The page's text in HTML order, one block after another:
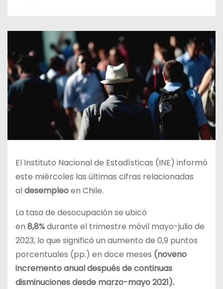
El Instituto Nacional de Estadísticas (INE) informó
este miércoles las últimas cifras relacionadas
aldesempleoen Chile.
La tasa de desocupación se ubicó
en 8,8%durante el trimestre móvil mayo-julio de
2023, lo que significó un aumento de 0,9 puntos
porcentuales (pp.) en doce meses (noveno
incremento anual después de continuas
disminuciones desde marzo-mayo 2021).